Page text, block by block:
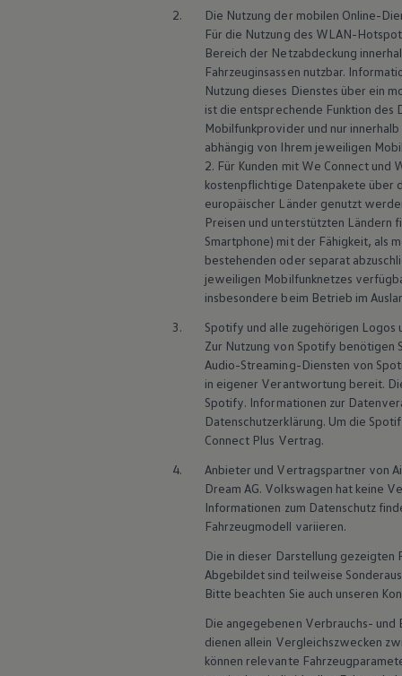
Motorenöl und Flüssigkeiten
Räder und Reifen
Pannen- und Unfallhilfe
Economy Service
Volkswagen Teile
Modellspezifisches Zubehör
Schutz und Pflege
Entertainment und Elektronik
Individualisieren
Wallbox und Ladekabel
Dienste für Ihr Modell finden
Volkswagen Apps, Login und Shop
Handy und Fahrzeug verbinden
Updates für Software, Karten und Radio
Kundeninformationen
Volkswagen Kundenbetreuung
Warn- und Kontrollleuchten
Assistenzsysteme
Digitale Betriebsanleitung
Elektromobilität
Pannen- und Unfallhilfe
Volkswagen Kundenbetreuung
2.
Die Nutzung der mobilen Online-
Für die Nutzung des WLAN-
Bereich der Netzabdeckung
Fahrzeuginsassen nutzbar.
Nutzung dieses Dienstes über ein
ist die entsprechende Funktion des
Mobilfunkprovider und nur
abhängig von Ihrem jeweiligen
2. Für Kunden mit We Connect und
kostenpflichtige Datenpakete über
europäischer Länder genutzt
Preisen und unterstützten Ländern
Smartphone) mit der Fähigkeit, als
bestehenden oder separat
jeweiligen Mobilfunknetzes
insbesondere beim Betrieb im
3.
Spotify und alle zugehörigen Logos
Zur Nutzung von Spotify benötigen
Audio-Streaming-Diensten von
in eigener Verantwortung bereit.
Spotify. Informationen zur
Datenschutzerklärung. Um die
Connect Plus Vertrag.
4.
Anbieter und Vertragspartner von
Dream AG. Volkswagen hat keine
Informationen zum Datenschutz
Fahrzeugmodell variieren.
Die in dieser Darstellung gezeigten
Abgebildet sind teilweise
Bitte beachten Sie auch unseren
Die angegebenen Verbrauchs- und
dienen allein Vergleichszwecken
können relevante